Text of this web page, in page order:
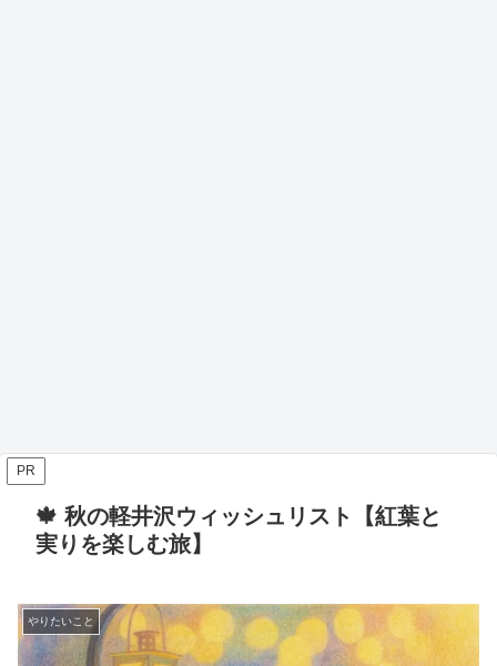
PR
🍁 秋の軽井沢ウィッシュリスト【紅葉と
実りを楽しむ旅】
やりたいこと